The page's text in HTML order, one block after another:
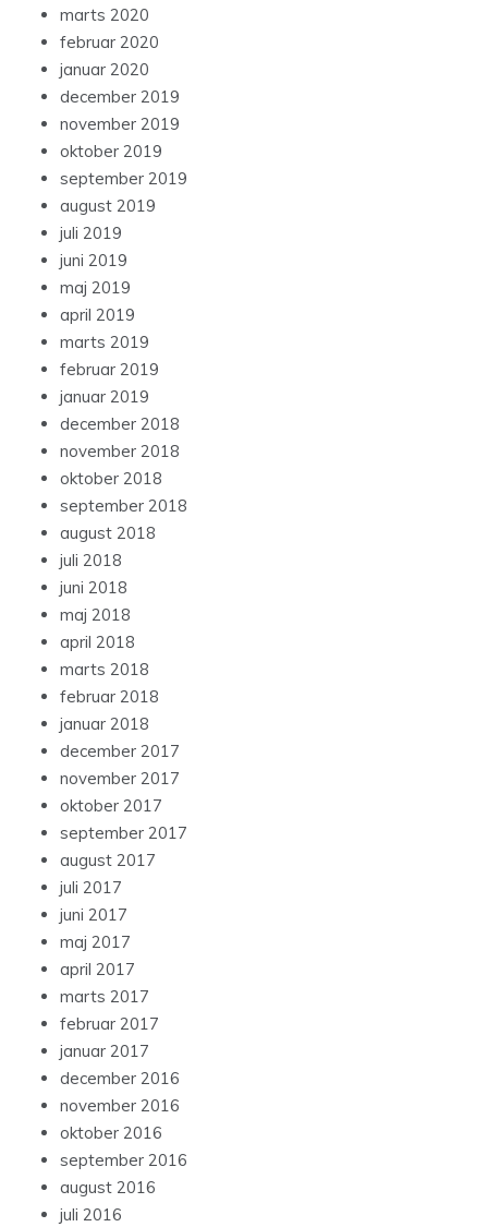
marts 2020
februar 2020
januar 2020
december 2019
november 2019
oktober 2019
september 2019
august 2019
juli 2019
juni 2019
maj 2019
april 2019
marts 2019
februar 2019
januar 2019
december 2018
november 2018
oktober 2018
september 2018
august 2018
juli 2018
juni 2018
maj 2018
april 2018
marts 2018
februar 2018
januar 2018
december 2017
november 2017
oktober 2017
september 2017
august 2017
juli 2017
juni 2017
maj 2017
april 2017
marts 2017
februar 2017
januar 2017
december 2016
november 2016
oktober 2016
september 2016
august 2016
juli 2016